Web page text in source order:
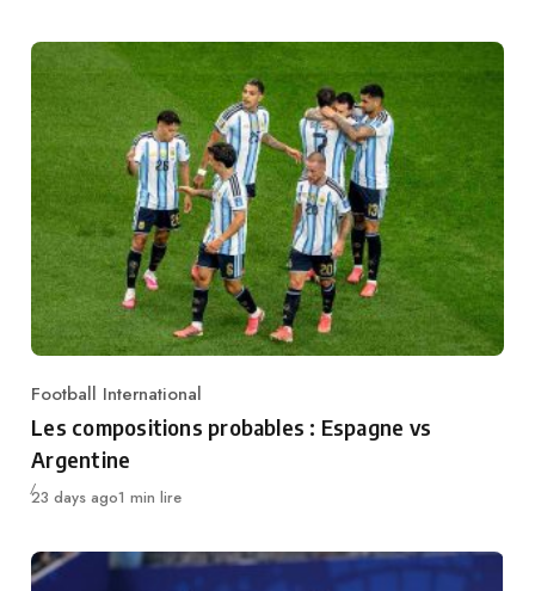
Category
Football International
Les compositions probables : Espagne vs
Argentine
Publié
23 days ago1 min lire